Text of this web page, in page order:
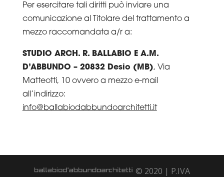
Per esercitare tali diritti può inviare una
comunicazione al Titolare del trattamento a
mezzo raccomandata a/r a:
STUDIO ARCH. R. BALLABIO E A.M.
D’ABBUNDO – 20832 Desio (MB), Via
Matteotti, 10 ovvero a mezzo e-mail
all’indirizzo:
info@ballabiodabbundoarchitetti.it
© 2020 | P.IVA